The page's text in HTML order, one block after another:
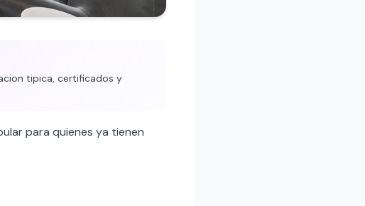
tipica, certificados y
para quienes ya tienen